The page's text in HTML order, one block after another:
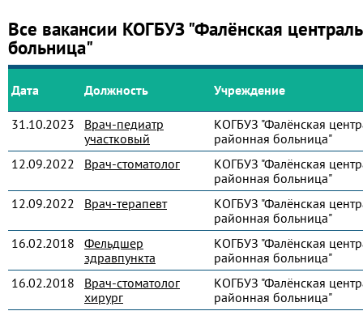
Все вакансии КОГБУЗ "Фалёнская
больница"
Дата Должность Учреждение
31.10.2023
Врач-педиатр
участковый
КОГБУЗ "Фалёнская
районная больница"
12.09.2022
Врач-стоматолог
КОГБУЗ "Фалёнская
районная больница"
12.09.2022
Врач-терапевт
КОГБУЗ "Фалёнская
районная больница"
16.02.2018
Фельдшер
здравпункта
КОГБУЗ "Фалёнская
районная больница"
16.02.2018
Врач-стоматолог
хирург
КОГБУЗ "Фалёнская
районная больница"